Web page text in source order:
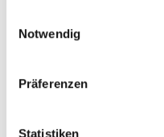
erforderliche Cookies
"Auswahl erlauben" auf
Durch Bestätigen des
dabei, unsere Website
Notwendig
Präferenzen
Statistiken
Gibt es eine